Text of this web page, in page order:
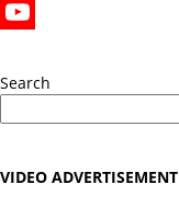
X
Search
VIDEO ADVERTISEMENT